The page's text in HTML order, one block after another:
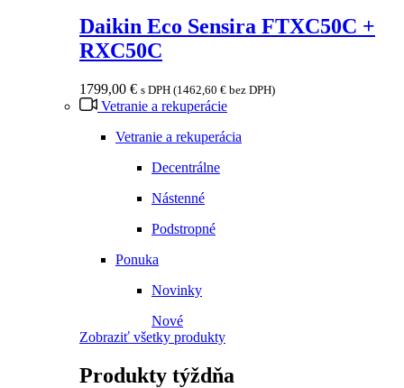
Daikin Eco Sensira FTXC50C +
RXC50C
1799,00 € s DPH (1462,60 € bez DPH)
Vetranie a rekuperácie
Vetranie a rekuperácia
Decentrálne
Nástenné
Podstropné
Ponuka
Novinky
Nové
Zobraziť všetky produkty
Produkty týždňa